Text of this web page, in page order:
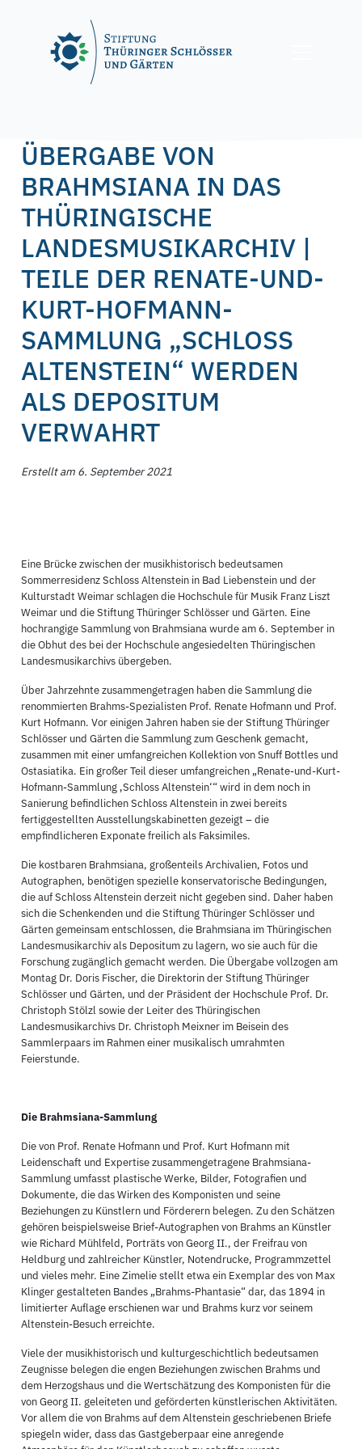
ÜBERGABE VON
BRAHMSIANA IN DAS
THÜRINGISCHE
LANDESMUSIKARCHIV |
TEILE DER RENATE-UND-
KURT-HOFMANN-
SAMMLUNG „SCHLOSS
ALTENSTEIN“ WERDEN
ALS DEPOSITUM
VERWAHRT
Erstellt am 6. September 2021
Eine Brücke zwischen der musikhistorisch bedeutsamen
Sommerresidenz Schloss Altenstein in Bad Liebenstein und der
Kulturstadt Weimar schlagen die Hochschule für Musik Franz Liszt
Weimar und die Stiftung Thüringer Schlösser und Gärten. Eine
hochrangige Sammlung von Brahmsiana wurde am 6. September in
die Obhut des bei der Hochschule angesiedelten Thüringischen
Landesmusikarchivs übergeben.
Über Jahrzehnte zusammengetragen haben die Sammlung die
renommierten Brahms-Spezialisten Prof. Renate Hofmann und Prof.
Kurt Hofmann. Vor einigen Jahren haben sie der Stiftung Thüringer
Schlösser und Gärten die Sammlung zum Geschenk gemacht,
zusammen mit einer umfangreichen Kollektion von Snuff Bottles und
Ostasiatika. Ein großer Teil dieser umfangreichen „Renate-und-Kurt-
Hofmann-Sammlung ‚Schloss Altenstein‘“ wird in dem noch in
Sanierung befindlichen Schloss Altenstein in zwei bereits
fertiggestellten Ausstellungskabinetten gezeigt – die
empfindlicheren Exponate freilich als Faksimiles.
Die kostbaren Brahmsiana, großenteils Archivalien, Fotos und
Autographen, benötigen spezielle konservatorische Bedingungen,
die auf Schloss Altenstein derzeit nicht gegeben sind. Daher haben
sich die Schenkenden und die Stiftung Thüringer Schlösser und
Gärten gemeinsam entschlossen, die Brahmsiana im Thüringischen
Landesmusikarchiv als Depositum zu lagern, wo sie auch für die
Forschung zugänglich gemacht werden. Die Übergabe vollzogen am
Montag Dr. Doris Fischer, die Direktorin der Stiftung Thüringer
Schlösser und Gärten, und der Präsident der Hochschule Prof. Dr.
Christoph Stölzl sowie der Leiter des Thüringischen
Landesmusikarchivs Dr. Christoph Meixner im Beisein des
Sammlerpaars im Rahmen einer musikalisch umrahmten
Feierstunde.
Die Brahmsiana-Sammlung
Die von Prof. Renate Hofmann und Prof. Kurt Hofmann mit
Leidenschaft und Expertise zusammengetragene Brahmsiana-
Sammlung umfasst plastische Werke, Bilder, Fotografien und
Dokumente, die das Wirken des Komponisten und seine
Beziehungen zu Künstlern und Förderern belegen. Zu den Schätzen
gehören beispielsweise Brief-Autographen von Brahms an Künstler
wie Richard Mühlfeld, Porträts von Georg II., der Freifrau von
Heldburg und zahlreicher Künstler, Notendrucke, Programmzettel
und vieles mehr. Eine Zimelie stellt etwa ein Exemplar des von Max
Klinger gestalteten Bandes „Brahms-Phantasie“ dar, das 1894 in
limitierter Auflage erschienen war und Brahms kurz vor seinem
Altenstein-Besuch erreichte.
Viele der musikhistorisch und kulturgeschichtlich bedeutsamen
Zeugnisse belegen die engen Beziehungen zwischen Brahms und
dem Herzogshaus und die Wertschätzung des Komponisten für die
von Georg II. geleiteten und geförderten künstlerischen Aktivitäten.
Vor allem die von Brahms auf dem Altenstein geschriebenen Briefe
spiegeln wider, dass das Gastgeberpaar eine anregende